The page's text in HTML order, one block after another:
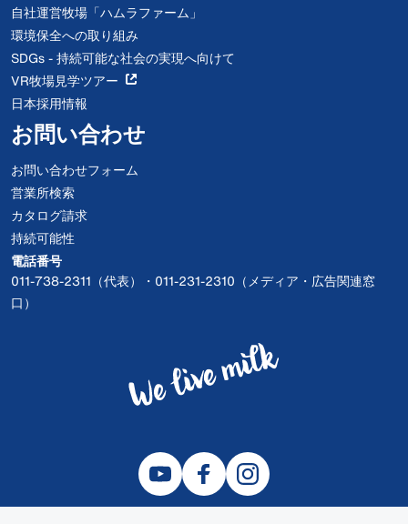
自社運営牧場「ハムラファーム」
環境保全への取り組み
SDGs - 持続可能な社会の実現へ向けて
VR牧場見学ツアー
日本採用情報
お問い合わせ
お問い合わせフォーム
営業所検索
カタログ請求
持続可能性
電話番号
011-738-2311（代表）・011-231-2310（メディア・広告関連窓
口）